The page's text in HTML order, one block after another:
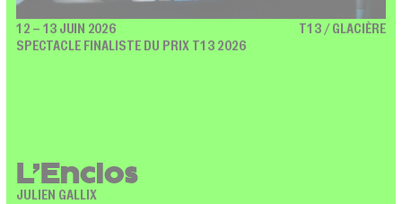
12 – 13 JUIN 2026
SPECTACLE FINALISTE DU PRIX T13 2026
T13 / GLACIÈRE
L’Enclos
JULIEN GALLIX